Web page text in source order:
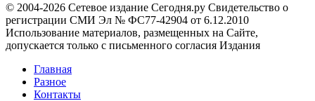
© 2004-2026 Сетевое издание Сегодня.ру Свидетельство о
регистрации СМИ Эл № ФС77-42904 от 6.12.2010
Использование материалов, размещенных на Сайте,
допускается только с письменного согласия Издания
Главная
Разное
Контакты